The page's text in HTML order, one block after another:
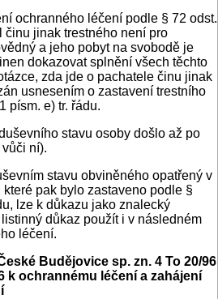
ochranného léčení podle § 72 odst.
činu jinak trestného není pro
a jeho pobyt na svobodě je
dokazovat splnění všech těchto
zda jde o pachatele činu jinak
usnesením o zastavení trestního
písm. e) tr. řádu.
stavu osoby došlo až po
ní).
stavu obviněného opatřený v
pak bylo zastaveno podle §
lze k důkazu jako znalecký
důkaz použít i v následném
léčení.
Budějovice sp. zn. 4 To 20/96
k ochrannému léčení a zahájení